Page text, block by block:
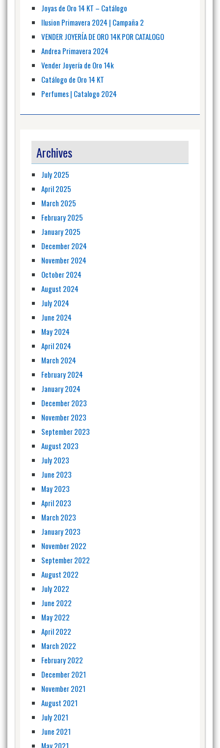
Joyas de Oro 14 KT – Catálogo
Ilusion Primavera 2024 | Campaña 2
VENDER JOYERÍA DE ORO 14K POR CATALOGO
Andrea Primavera 2024
Vender Joyería de Oro 14k
Catálogo de Oro 14 KT
Perfumes | Catalogo 2024
Archives
July 2025
April 2025
March 2025
February 2025
January 2025
December 2024
November 2024
October 2024
August 2024
July 2024
June 2024
May 2024
April 2024
March 2024
February 2024
January 2024
December 2023
November 2023
September 2023
August 2023
July 2023
June 2023
May 2023
April 2023
March 2023
January 2023
November 2022
September 2022
August 2022
July 2022
June 2022
May 2022
April 2022
March 2022
February 2022
December 2021
November 2021
August 2021
July 2021
June 2021
May 2021